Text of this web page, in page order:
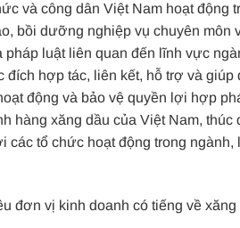
và công dân Việt Nam hoạt động
bồi dưỡng nghiệp vụ chuyên môn
luật liên quan đến lĩnh vực
đích hợp tác, liên kết, hỗ trợ và giúp
động và bảo vệ quyền lợi hợp
hàng xăng dầu của Việt Nam, thúc
các tổ chức hoạt động trong ngành,
đơn vị kinh doanh có tiếng về xăng